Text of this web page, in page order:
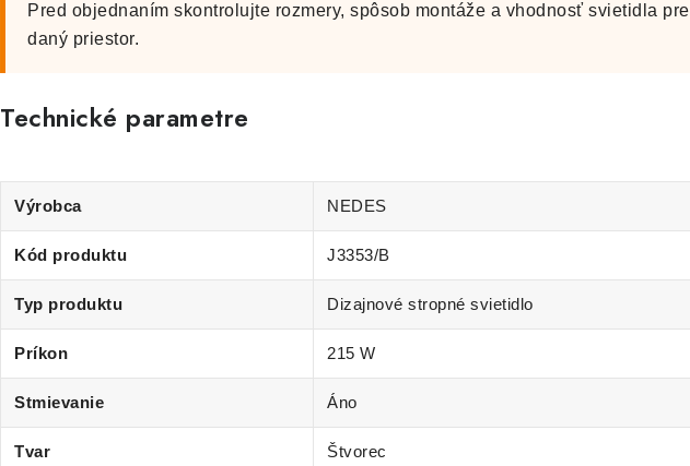
Pred objednaním skontrolujte rozmery, spôsob montáže a vhodnosť svietidla pre
daný priestor.
Technické parametre
Výrobca NEDES
Kód produktu J3353/B
Typ produktu Dizajnové stropné svietidlo
Príkon 215 W
Stmievanie Áno
Tvar Štvorec